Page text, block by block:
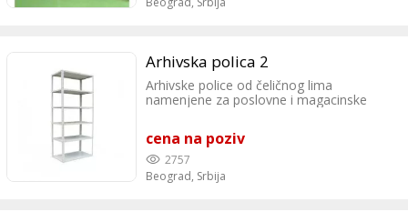
Arhivska polica 2
Arhivske police od čeličnog lima
namenjene za poslovne i magacinske
kg. ꞏ Nosivost po etaži se kreće od 50 kg-
150 kg. ꞏ Visina: 1000 mm – 3000 mm ꞏ
Dubina: 300 mm – 600 mm ꞏ Dužina: 900
mm – 1200 mm
cena na poziv
2757
Beograd, Srbija